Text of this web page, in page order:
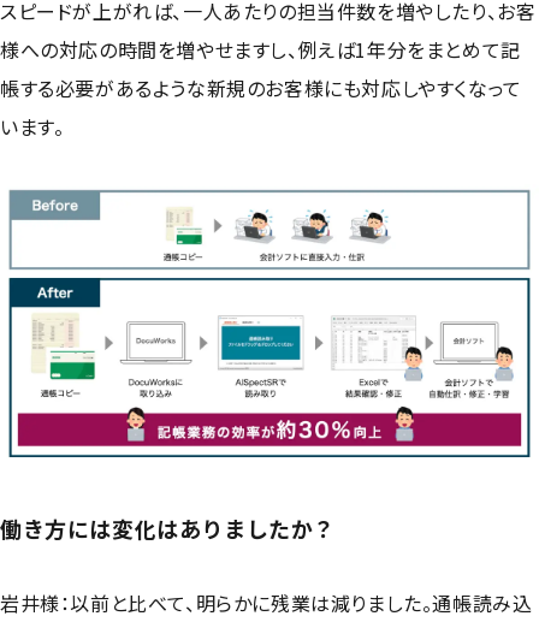
スピードが上がれば、一人あたりの担当件数を増やしたり、お客
様への対応の時間を増やせますし、例えば1年分をまとめて記
帳する必要があるような新規のお客様にも対応しやすくなって
います。
働き方には変化はありましたか？
岩井様：以前と比べて、明らかに残業は減りました。通帳読み込